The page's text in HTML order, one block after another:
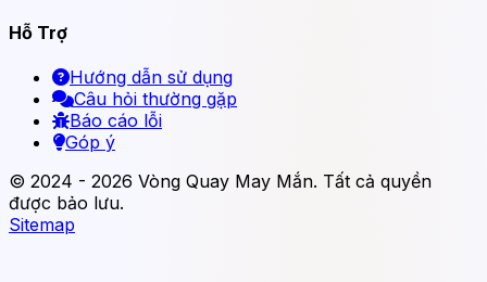
Hỗ Trợ
Hướng dẫn sử dụng
Câu hỏi thường gặp
Báo cáo lỗi
Góp ý
© 2024 - 2026 Vòng Quay May Mắn. Tất cả quyền
được bảo lưu.
Sitemap